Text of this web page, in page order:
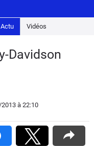
Actu Vidéos
Davidson
à 22:10